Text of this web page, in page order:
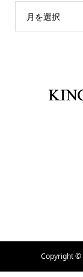
月を選択
Copyright ©